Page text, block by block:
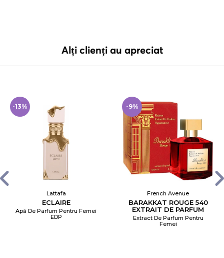
Alți clienți au apreciat
-13%
Lattafa
ECLAIRE
Apă De Parfum Pentru Femei
EDP
-9%
French Avenue
BARAKKAT ROUGE 540
EXTRAIT DE PARFUM
Extract De Parfum Pentru
Femei